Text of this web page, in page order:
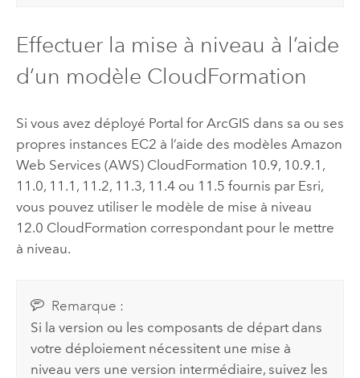
Effectuer la mise à niveau à l’aide
d’un modèle CloudFormation
Si vous avez déployé Portal for ArcGIS dans sa ou ses
propres instances EC2 à l’aide des modèles Amazon
Web Services (AWS) CloudFormation 10.9, 10.9.1,
11.0, 11.1, 11.2, 11.3, 11.4 ou 11.5 fournis par Esri,
vous pouvez utiliser le modèle de mise à niveau
12.0 CloudFormation correspondant pour le mettre
à niveau.
Remarque :
Si la version ou les composants de départ dans
votre déploiement nécessitent une mise à
niveau vers une version intermédiaire, suivez les